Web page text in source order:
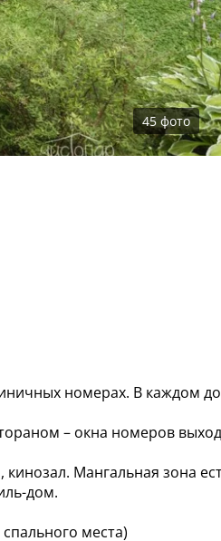
45 фото
номерах. В каждом
– окна номеров
кинозал. Мангальная зона
дом.
места)